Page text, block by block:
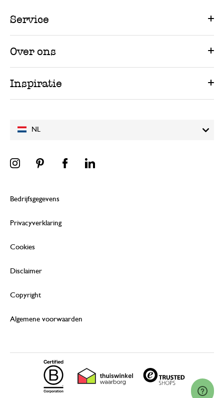
NL
Service
Over ons
Inspiratie
Bedrijfsgegevens
Privacyverklaring
Cookies
Disclaimer
Copyright
Algemene voorwaarden